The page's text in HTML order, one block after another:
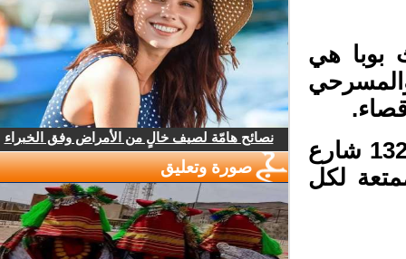
هي
الكتاب رهن اشارة القراء بمكتبة وراقة مرزوكة 132 شارع
لكل
نصائح هامّة لصيف خالٍ من الأمراض وفق الخبراء
صورة وتعليق